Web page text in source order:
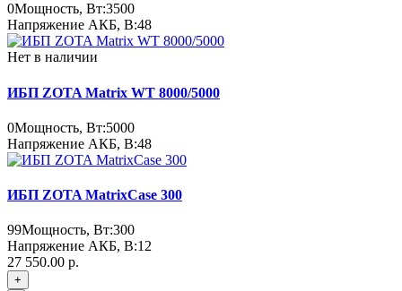
0Мощность, Вт:3500
Напряжение АКБ, В:48
Нет в наличии
ИБП ZOTA Matrix WT 8000/5000
0Мощность, Вт:5000
Напряжение АКБ, В:48
ИБП ZOTA MatrixCase 300
99Мощность, Вт:300
Напряжение АКБ, В:12
27 550.00 р.
+